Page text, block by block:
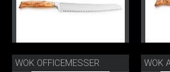
WOK OFFICEMESSER WOK